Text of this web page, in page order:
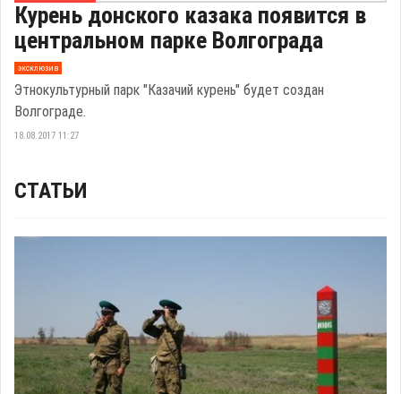
Курень донского казака появится в
центральном парке Волгограда
эксклюзив
Этнокультурный парк "Казачий курень" будет создан
Волгограде.
18.08.2017 11:27
СТАТЬИ